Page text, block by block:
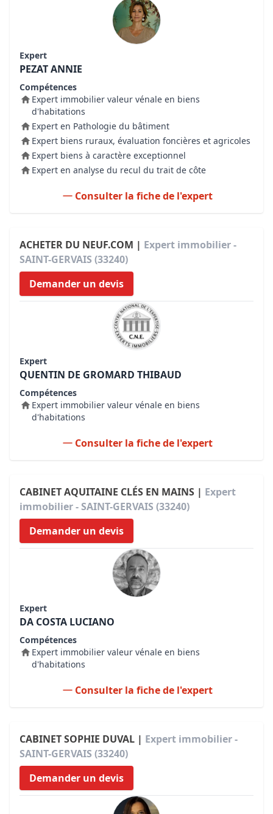
Expert
PEZAT ANNIE
Compétences
Expert immobilier valeur vénale en biens
d'habitations
Expert en Pathologie du bâtiment
Expert biens ruraux, évaluation foncières et agricoles
Expert biens à caractère exceptionnel
Expert en analyse du recul du trait de côte
Consulter la fiche de l'expert
ACHETER DU NEUF.COM | Expert immobilier -
SAINT-GERVAIS (33240)
Demander un devis
Expert
QUENTIN DE GROMARD THIBAUD
Compétences
Expert immobilier valeur vénale en biens
d'habitations
Consulter la fiche de l'expert
CABINET AQUITAINE CLÉS EN MAINS | Expert
immobilier - SAINT-GERVAIS (33240)
Demander un devis
Expert
DA COSTA LUCIANO
Compétences
Expert immobilier valeur vénale en biens
d'habitations
Consulter la fiche de l'expert
CABINET SOPHIE DUVAL | Expert immobilier -
SAINT-GERVAIS (33240)
Demander un devis